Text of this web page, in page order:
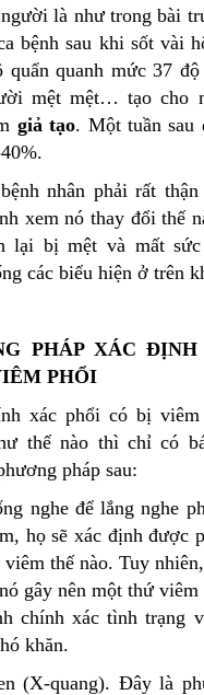
là như trong bài
bệnh sau khi sốt vài
quẩn quanh mức 37
mệt mệt… tạo cho
giả tạo. Một tuần sau
nhân phải rất
xem nó thay đổi thế
lại bị mệt và mất
các biểu hiện ở trên
PHÁP XÁC
PHỔI
xác phổi có bị viêm
thế nào thì chỉ có
pháp sau:
nghe để lắng nghe
họ sẽ xác định được
thế nào. Tuy
gây nên một thứ viêm
chính xác tình trạng
khăn.
(X-quang). Đây là